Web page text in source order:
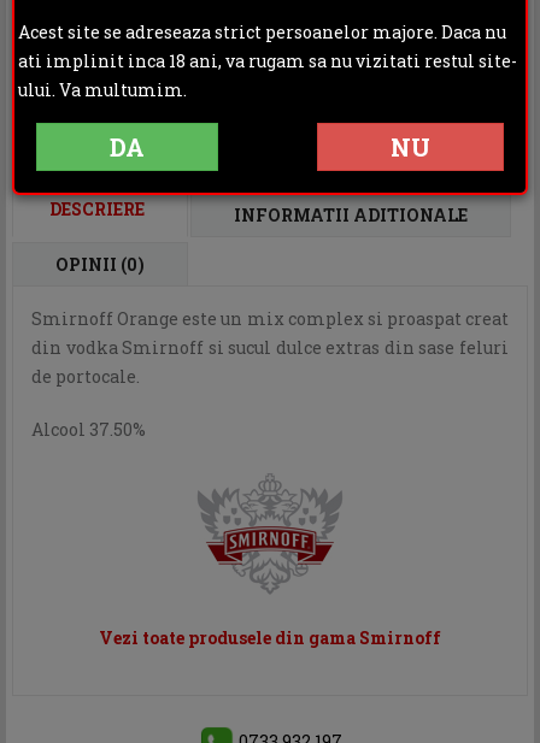
Categoria: Vodka
Distribuie:
DESCRIERE INFORMATII ADITIONALE
OPINII (0)
Smirnoff Orange este un mix complex si proaspat creat
din vodka Smirnoff si sucul dulce extras din sase feluri
de portocale.
Alcool 37.50%
Vezi toate produsele din gama Smirnoff
Acest site se adreseaza strict persoanelor majore. Daca nu
ati implinit inca 18 ani, va rugam sa nu vizitati restul site-
ului. Va multumim.
DA NU